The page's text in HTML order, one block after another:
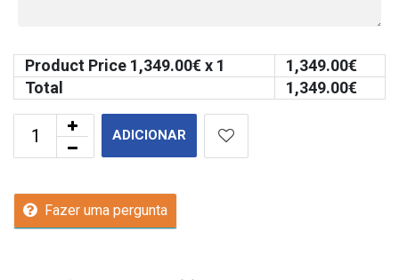
Product Price 1,349.00€ x 1 1,349.00€
Total
1,349.00€
ADICIONAR
Fazer uma pergunta